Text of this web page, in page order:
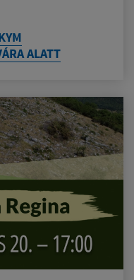
ALATT